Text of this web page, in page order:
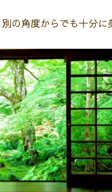
の角度からでも十分に